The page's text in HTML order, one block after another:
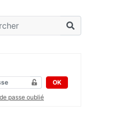
OK
passe oublié